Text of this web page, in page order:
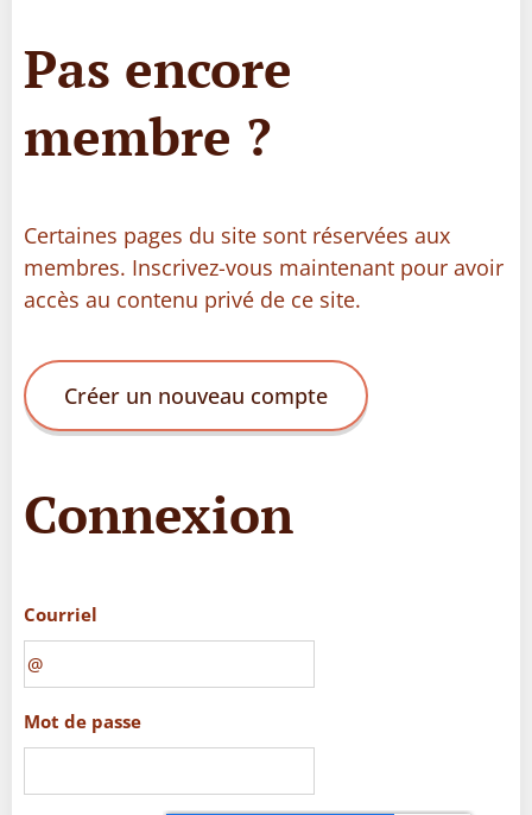
Pas encore
membre ?
Certaines pages du site sont réservées aux
membres. Inscrivez-vous maintenant pour avoir
accès au contenu privé de ce site.
Créer un nouveau compte
Connexion
Courriel
Mot de passe